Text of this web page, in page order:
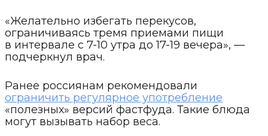
«Желательно избегать перекусов,
ограничиваясь тремя приемами пищи
в интервале с 7-10 утра до 17-19 вечера», —
подчеркнул врач.
Ранее россиянам рекомендовали
ограничить регулярное употребление
«полезных» версий фастфуда. Такие блюда
могут вызывать набор веса.